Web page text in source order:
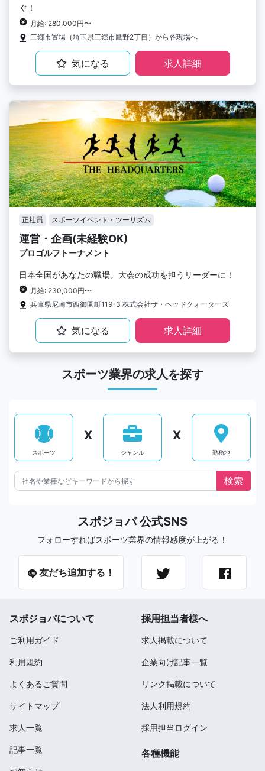
ぐ！
月給: 280,000円〜
三郷市置場（埼玉県三郷市鷹野2丁目）から各現場へ
気になる 求人詳細
正社員 スポーツイベント・ツーリズム
運営・企画(未経験OK)
プロゴルフトーナメント
日本全国があなたの職場。大会の成功を担うリーダーに！
月給: 230,000円〜
兵庫県尼崎市西御園町119-3 株式会社ザ・ヘッドクォーターズ
気になる 求人詳細
スポーツ業界の求人を探す
スポーツ
X
ジャンル
X
勤務地
スポジョバ 公式SNS
フォローすればスポーツ業界の情報感度が上がる！
友だち追加する！
スポジョバについて
ご利用ガイド
利用規約
よくあるご質問
サイトマップ
求人一覧
記事一覧
採用担当者様へ
求人掲載について
企業向け記事一覧
リンク掲載について
法人利用規約
採用担当ログイン
各種機能